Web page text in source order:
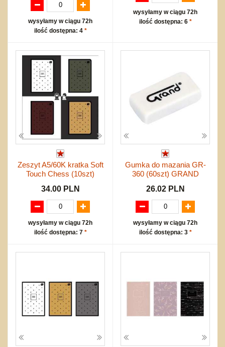
wysyłamy w ciągu 72h
ilość dostępna: 4 *
wysyłamy w ciągu 72h
ilość dostępna: 6 *
Zeszyt A5/60K kratka Soft
Touch Chess (10szt)
34.00 PLN
wysyłamy w ciągu 72h
ilość dostępna: 7 *
Gumka do mazania GR-
360 (60szt) GRAND
26.02 PLN
wysyłamy w ciągu 72h
ilość dostępna: 3 *